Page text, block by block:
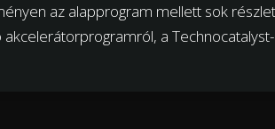
az alapprogram mellett sok
a